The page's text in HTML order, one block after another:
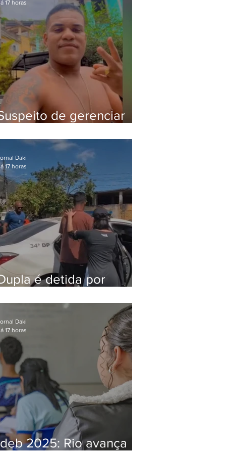
de gerenciar
meses foragido
17 horas
é detida por
silvestres em
Daki
17 horas
2025: Rio avança
Daki
17 horas